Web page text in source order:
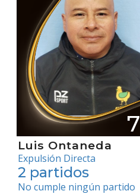
7
Luis Ontaneda
Expulsión Directa
2 partidos
No cumple ningún partido